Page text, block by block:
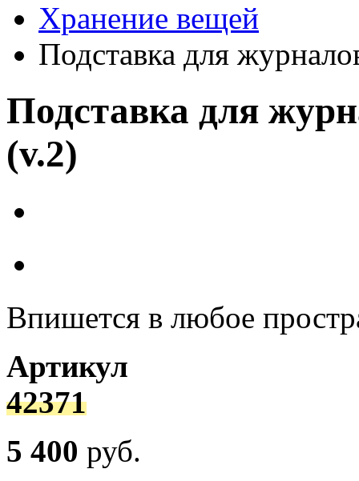
Хранение вещей
Подставка для
Подставка для
(v.2)
Впишется в любое
Артикул
42371
5 400 руб.